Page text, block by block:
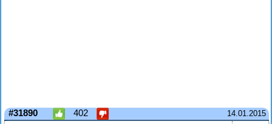
14.01.2015
#31890 402